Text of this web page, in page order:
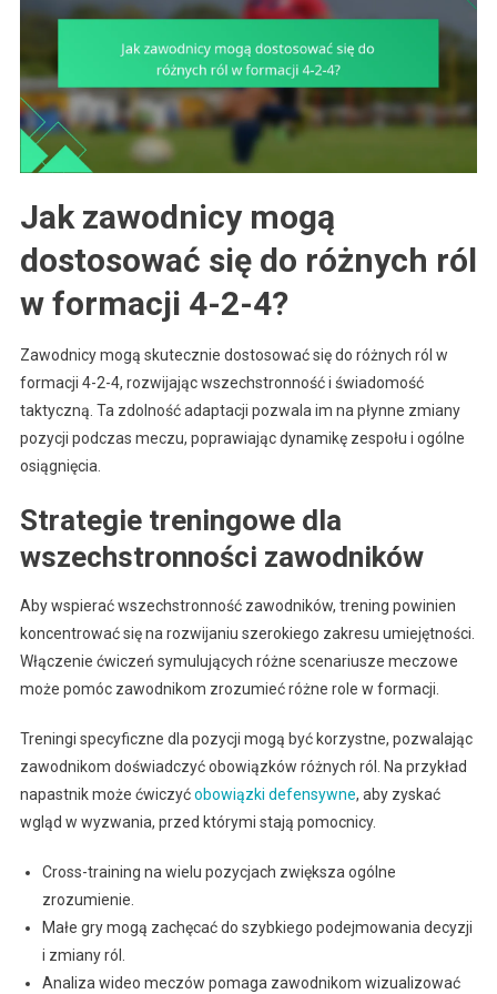
Jak zawodnicy mogą
dostosować się do różnych ról
w formacji 4-2-4?
Zawodnicy mogą skutecznie dostosować się do różnych ról w
formacji 4-2-4, rozwijając wszechstronność i świadomość
taktyczną. Ta zdolność adaptacji pozwala im na płynne zmiany
pozycji podczas meczu, poprawiając dynamikę zespołu i ogólne
osiągnięcia.
Strategie treningowe dla
wszechstronności zawodników
Aby wspierać wszechstronność zawodników, trening powinien
koncentrować się na rozwijaniu szerokiego zakresu umiejętności.
Włączenie ćwiczeń symulujących różne scenariusze meczowe
może pomóc zawodnikom zrozumieć różne role w formacji.
Treningi specyficzne dla pozycji mogą być korzystne, pozwalając
zawodnikom doświadczyć obowiązków różnych ról. Na przykład
napastnik może ćwiczyćobowiązki defensywne, aby zyskać
wgląd w wyzwania, przed którymi stają pomocnicy.
Cross-training na wielu pozycjach zwiększa ogólne
zrozumienie.
Małe gry mogą zachęcać do szybkiego podejmowania decyzji
i zmiany ról.
Analiza wideo meczów pomaga zawodnikom wizualizować